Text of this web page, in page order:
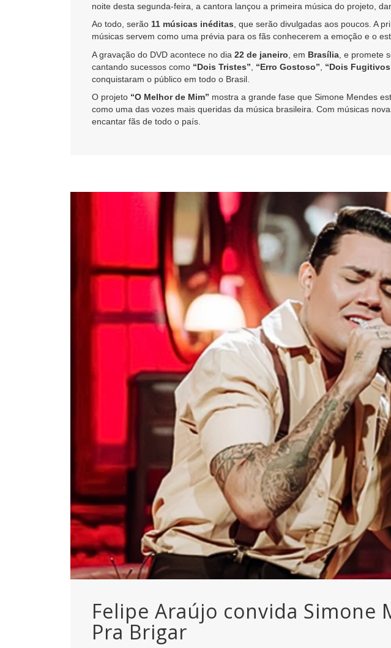
noite desta segunda-feira, a cantora lançou a primeira música do projeto,
Ao todo, serão 11 músicas inéditas, que serão divulgadas aos poucos. A
músicas servem como uma prévia para os fãs conhecerem a emoção e o
A gravação do DVD acontece no dia 22 de janeiro , em Brasília , e promete
cantando sucessos como “Dois Tristes” “Erro Gostoso” “Dois
conquistaram o público em todo o Brasil.
O projeto “O Melhor de Mim” mostra a grande fase que Simone Mendes
como uma das vozes mais queridas da música brasileira. Com músicas
encantar fãs de todo o país.
Felipe Araújo convida Simone
Pra Brigar